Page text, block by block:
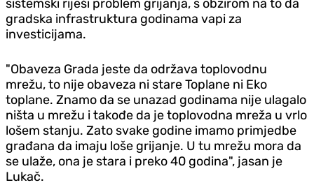
sistemski riješi problem grijanja, s obzirom na to da
gradska infrastruktura godinama vapi za
investicijama.
"Obaveza Grada jeste da održava toplovodnu
mrežu, to nije obaveza ni stare Toplane ni Eko
toplane. Znamo da se unazad godinama nije ulagalo
ništa u mrežu i takođe da je toplovodna mreža u vrlo
lošem stanju. Zato svake godine imamo primjedbe
građana da imaju loše grijanje. U tu mrežu mora da
se ulaže, ona je stara i preko 40 godina", jasan je
Lukač.